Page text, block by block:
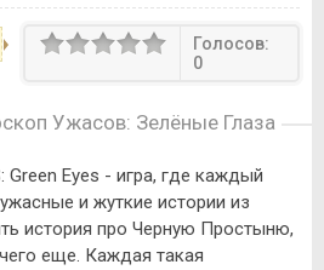
Голосов:
0
Ужасов: Зелёные Глаза
Green Eyes - игра, где каждый
и жуткие истории из
история про Черную Простыню,
еще. Каждая такая